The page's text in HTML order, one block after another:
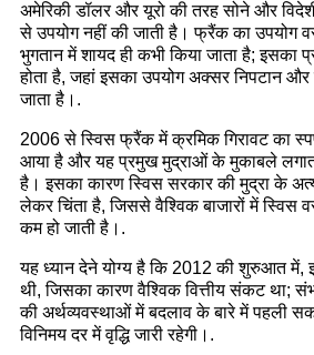
अमेरिकी डॉलर और यूरो की तरह सोने और
से उपयोग नहीं की जाती है। फ्रैंक का
भुगतान में शायद ही कभी किया जाता है; इसका
होता है, जहां इसका उपयोग अक्सर निपटान और
जाता है।.
2006 से स्विस फ्रैंक में क्रमिक गिरावट का
आया है और यह प्रमुख मुद्राओं के मुकाबले
है। इसका कारण स्विस सरकार की मुद्रा के
लेकर चिंता है, जिससे वैश्विक बाजारों में स्विस
कम हो जाती है।.
यह ध्यान देने योग्य है कि 2012 की शुरुआत में,
थी, जिसका कारण वैश्विक वित्तीय संकट था;
की अर्थव्यवस्थाओं में बदलाव के बारे में पहली
विनिमय दर में वृद्धि जारी रहेगी।.